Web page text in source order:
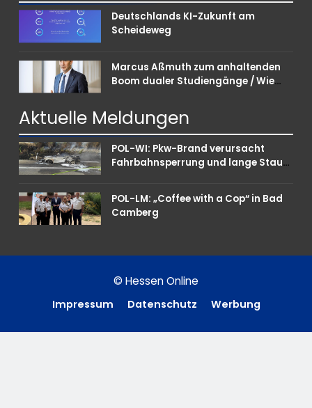
Deutschlands KI-Zukunft am
Scheideweg
Marcus Aßmuth zum anhaltenden
Boom dualer Studiengänge / Wie
punkten können
Aktuelle Meldungen
POL-WI: Pkw-Brand verursacht
Fahrbahnsperrung und lange Staus
POL-LM: „Coffee with a Cop“ in Bad
Camberg
© Hessen Online
Impressum Datenschutz Werbung